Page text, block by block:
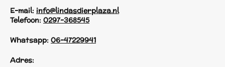
E-mail: info@lindasdierplaza.nl
Telefoon: 0297-368545
Whatsapp: 06-47229941
Adres: